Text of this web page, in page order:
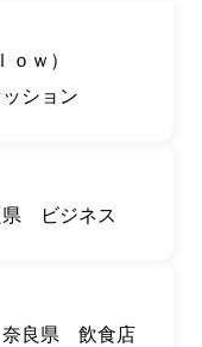
ｗ）
ション
ビジネス
奈良県 飲食店